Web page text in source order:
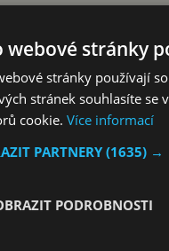
spojením skrývá?
Co když ale
webové stránky
stránky používají
stránek souhlasíte se
cookie. Více informací
PARTNERY(1635) →
PODROBNOSTI